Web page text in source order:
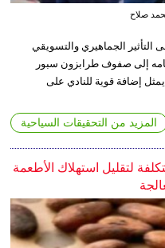
صلاح
الضوء على التأثير الجماهيري والتسويقي
إلى صفوف طرابزون سبور
إضافة قوية للنادي على
المزيد من التحقيقات السياحية
لتقليل استهلاك الأطعمة